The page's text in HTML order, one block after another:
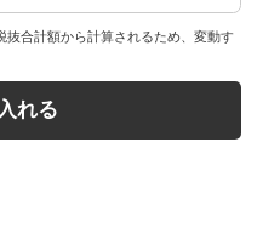
合計額から計算されるため、変動す
れる